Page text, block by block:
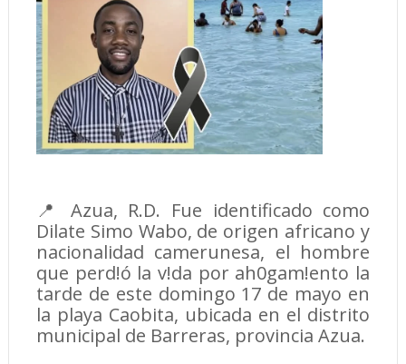
📍 Azua, R.D. Fue identificado como
Dilate Simo Wabo, de origen africano y
nacionalidad camerunesa, el hombre
que perd!ó la v!da por ah0gam!ento la
tarde de este domingo 17 de mayo en
la playa Caobita, ubicada en el distrito
municipal de Barreras, provincia Azua.